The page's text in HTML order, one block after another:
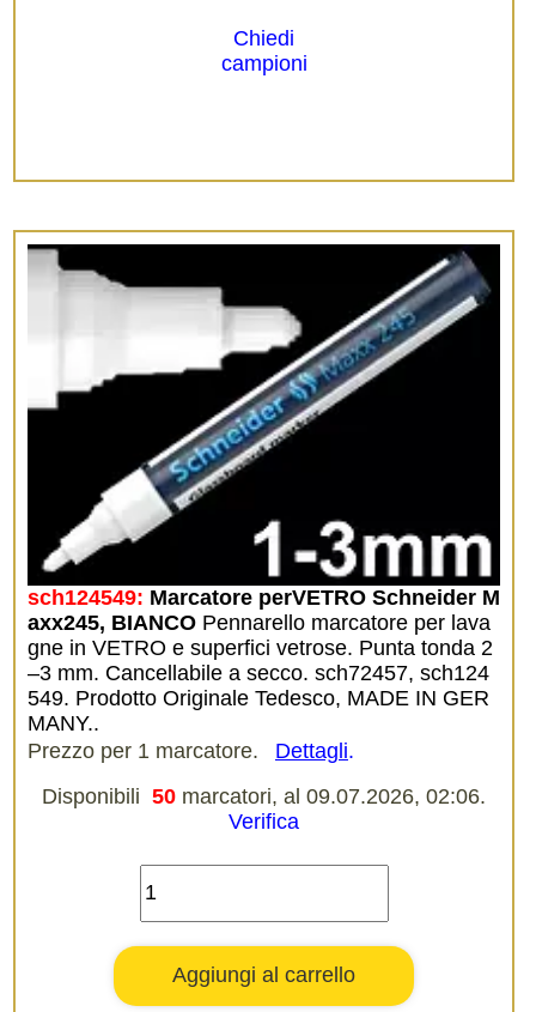
Chiedi
campioni
sch124549: Marcatore perVETRO Schneider M
axx245, BIANCO Pennarello marcatore per lava
gne in VETRO e superfici vetrose. Punta tonda 2
–3 mm. Cancellabile a secco. sch72457, sch124
549. Prodotto Originale Tedesco, MADE IN GER
MANY..
Prezzo per 1 marcatore.
Dettagli.
Disponibili 50 marcatori, al 09.07.2026, 02:06.
Verifica